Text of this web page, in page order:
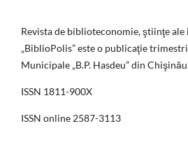
Revista de biblioteconomie, ştiinţe
„BiblioPolis” este o publicaţie
Municipale „B.P. Hasdeu” din
ISSN 1811-900X
ISSN online 2587-3113